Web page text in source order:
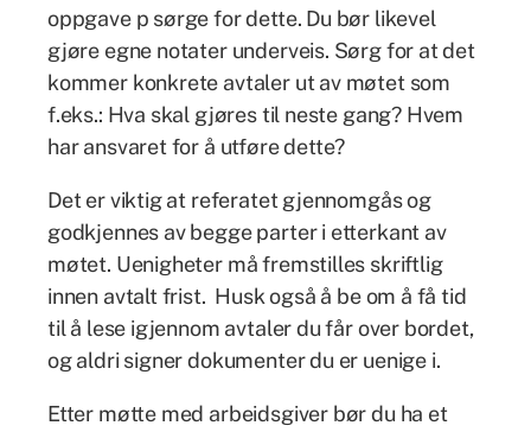
oppgave p sørge for dette. Du bør likevel
gjøre egne notater underveis. Sørg for at det
kommer konkrete avtaler ut av møtet som
f.eks.: Hva skal gjøres til neste gang? Hvem
har ansvaret for å utføre dette?
Det er viktig at referatet gjennomgås og
godkjennes av begge parter i etterkant av
møtet. Uenigheter må fremstilles skriftlig
innen avtalt frist. Husk også å be om å få tid
til å lese igjennom avtaler du får over bordet,
og aldri signer dokumenter du er uenige i.
Etter møtte med arbeidsgiver bør du ha et